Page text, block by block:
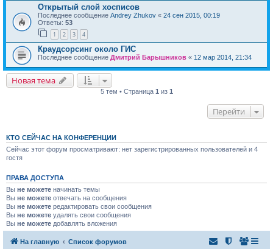
Открытый слой хосписов
Последнее сообщение Andrey Zhukov « 24 сен 2015, 00:19
Ответы: 53
1 2 3 4
Краудсорсинг около ГИС
Последнее сообщение Дмитрий Барышников « 12 мар 2014, 21:34
Новая тема
5 тем • Страница 1 из 1
Перейти
КТО СЕЙЧАС НА КОНФЕРЕНЦИИ
Сейчас этот форум просматривают: нет зарегистрированных пользователей и 4
гостя
ПРАВА ДОСТУПА
Вы не можете начинать темы
Вы не можете отвечать на сообщения
Вы не можете редактировать свои сообщения
Вы не можете удалять свои сообщения
Вы не можете добавлять вложения
На главную Список форумов